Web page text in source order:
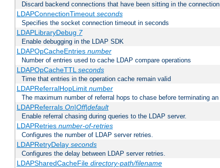
Discard backend connections that have been sitting in the
LDAPConnectionTimeout seconds
Specifies the socket connection timeout in seconds
LDAPLibraryDebug 7
Enable debugging in the LDAP SDK
LDAPOpCacheEntries number
Number of entries used to cache LDAP compare operations
LDAPOpCacheTTLseconds
Time that entries in the operation cache remain valid
LDAPReferralHopLimit number
The maximum number of referral hops to chase before terminating
LDAPReferrals On|Off|default
Enable referral chasing during queries to the LDAP server.
LDAPRetries number-of-retries
Configures the number of LDAP server retries.
LDAPRetryDelay seconds
Configures the delay between LDAP server retries.
LDAPSharedCacheFile directory-path/filename